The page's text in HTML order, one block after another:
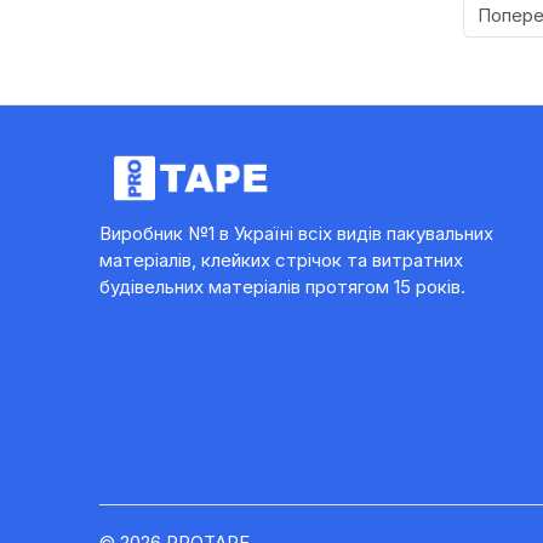
Виробник №1 в Україні всіх видів пакувальних
матеріалів, клейких стрічок та витратних
будівельних матеріалів протягом 15 років.